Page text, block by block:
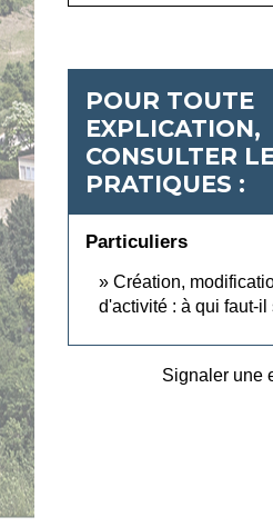
POUR TOUTE
EXPLICATION,
CONSULTER
PRATIQUES :
Particuliers
Création,
d'activité : à qui faut-il
Signaler une